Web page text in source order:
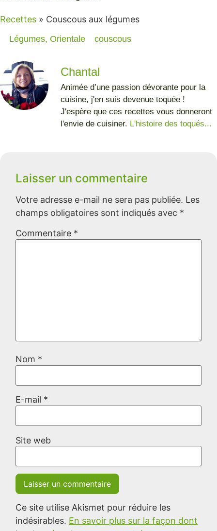
Recettes » Couscous aux légumes
Légumes, Orientale couscous
Chantal
Animée d’une passion dévorante pour la
cuisine, j'en suis devenue toquée !
J'espère que ces recettes vous donneront
l'envie de cuisiner. L'histoire des toqués...
Laisser un commentaire
Votre adresse e-mail ne sera pas publiée. Les
champs obligatoires sont indiqués avec *
Commentaire *
Nom *
E-mail *
Site web
Ce site utilise Akismet pour réduire les
indésirables. En savoir plus sur la façon dont